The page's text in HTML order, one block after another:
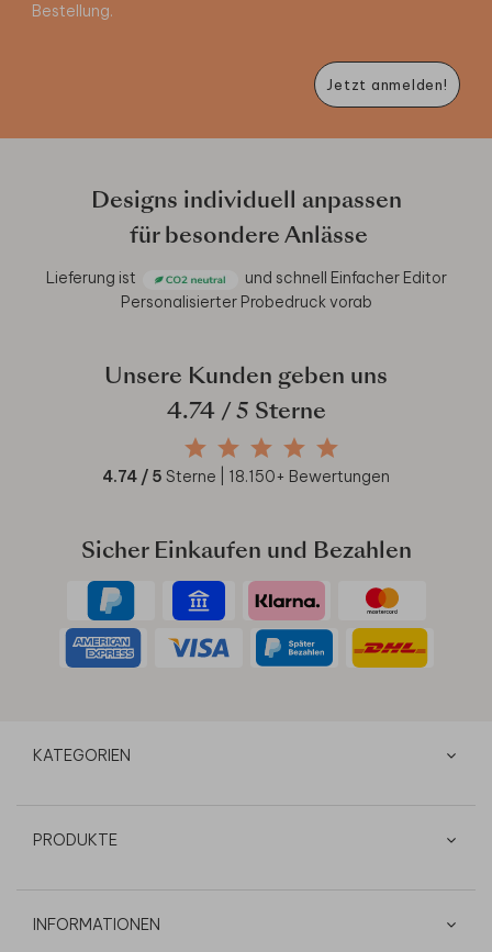
Bestellung.
Jetzt anmelden!
Designs individuell anpassen
für besondere Anlässe
Lieferung ist und schnell Einfacher Editor
Personalisierter Probedruck vorab
Unsere Kunden geben uns
4.74/ 5 Sterne
4.74 / 5 Sterne | 18.150+ Bewertungen
Sicher Einkaufen und Bezahlen
KATEGORIEN
PRODUKTE
INFORMATIONEN